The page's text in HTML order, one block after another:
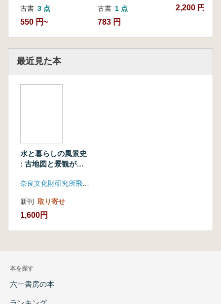
古書 3 点
550 円~
古書 1 点
783 円
2,200 円
最近見た本
水と暮らしの風景史
: 古地図と景観がひ
新刊 取り寄せ
1,600円
本を探す
六一書房の本